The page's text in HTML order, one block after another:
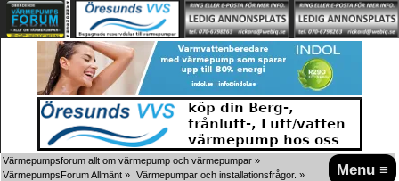
Menu ≡
Värmepumpsforum allt om värmepump och värmepumpar »
VärmepumpsForum Allmänt » Värmepumpar och installationsfrågor. »